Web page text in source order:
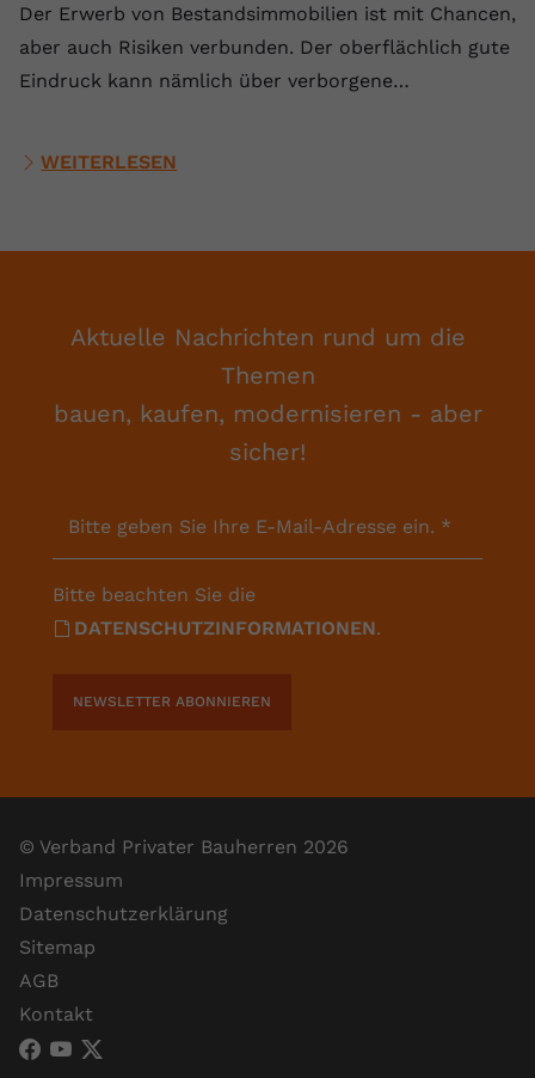
Der Erwerb von Bestandsimmobilien ist mit Chancen,
aber auch Risiken verbunden. Der oberflächlich gute
Eindruck kann nämlich über verborgene…
WEITERLESEN
Aktuelle Nachrichten rund um die
Themen
bauen, kaufen, modernisieren - aber
sicher!
Bitte geben Sie Ihre E-Mail-Adresse ein. *
Bitte beachten Sie die
DATENSCHUTZINFORMATIONEN.
NEWSLETTER ABONNIEREN
© Verband Privater Bauherren 2026
Impressum
Datenschutzerklärung
Sitemap
AGB
Kontakt
VPB Verband Privater Bauherren (Facebook)
VPB Verband Privater Bauherren (YouTube)
VPB Verband Privater Bauherren (X)